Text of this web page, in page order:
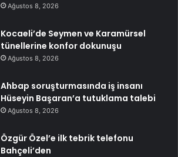
Ağustos 8, 2026
Kocaeli’de Seymen ve Karamürsel
tünellerine konfor dokunuşu
Ağustos 8, 2026
Ahbap soruşturmasında iş insanı
Hüseyin Başaran’a tutuklama talebi
Ağustos 8, 2026
Özgür Özel’e ilk tebrik telefonu
Bahçeli’den